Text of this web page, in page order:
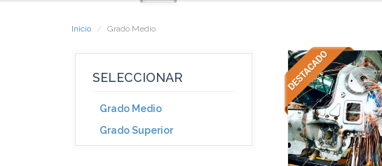
Inicio Grado Medio
SELECCIONAR
Grado Medio
Grado Superior